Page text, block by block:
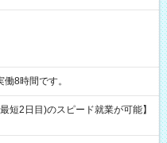
ち実働8時間です。
短2日目)のスピード就業が可能】